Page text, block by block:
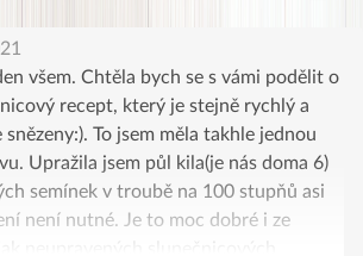
všem. Chtěla bych se s vámi podělit o
recept, který je stejně rychlý a
To jsem měla takhle jednou
Upražila jsem půl kila(je nás doma 6)
semínek v troubě na 100 stupňů asi
není nutné. Je to moc dobré i ze